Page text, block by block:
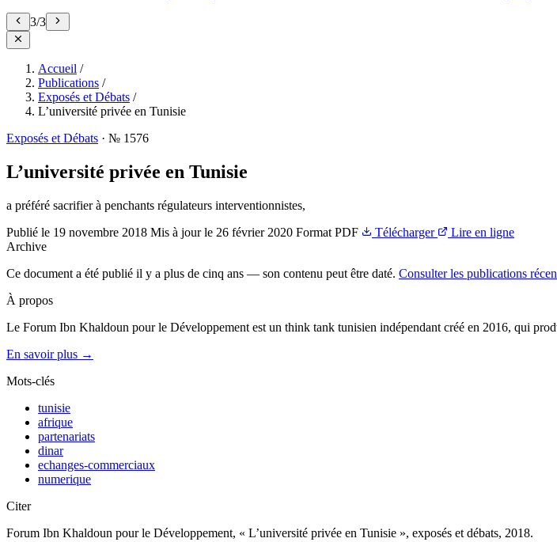
3/3
Accueil /
Publications /
Exposés et Débats /
L’université privée en Tunisie
Exposés et Débats · № 1576
L’université privée en Tunisie
a préféré sacrifier à penchants régulateurs interventionnistes,
Publié le 19 novembre 2018 Mis à jour le 26 février 2020 Format PDF Télécharger
Lire en ligne
Archive
Ce document a été publié il y a plus de cinq ans — son contenu peut être daté. Consulter les publications
À propos
Le Forum Ibn Khaldoun pour le Développement est un think tank tunisien indépendant créé en 2016, qui
En savoir plus →
Mots-clés
tunisie
afrique
partenariats
dinar
echanges-commerciaux
numerique
Citer
Forum Ibn Khaldoun pour le Développement, « L’université privée en Tunisie », exposés et débats, 2018.